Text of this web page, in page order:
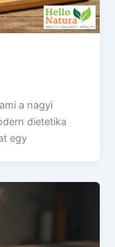
a nagyi
dietetika
egy